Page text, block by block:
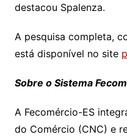
destacou Spalenza.
A pesquisa completa,
está disponível no site
Sobre o Sistema
A Fecomércio-ES
do Comércio (CNC) e